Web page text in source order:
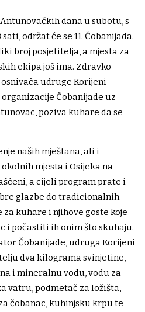
dana u subotu, s
održat će se 11. Čobanijada.
broj posjetitelja, a mjesta za
ekipa još ima. Zdravko
udruge Korijeni
Čobanijade uz
poziva kuhare da se
naših mještana, ali i
mjesta i Osijeka na
a cijeli program prate i
glazbe do tradicionalnih
kuhare i njihove goste koje
i počastiti ih onim što skuhaju.
Čobanijade, udruga Korijeni
dva kilograma svinjetine,
i mineralnu vodu, vodu za
vatru, podmetač za ložišta,
čobanac, kuhinjsku krpu te